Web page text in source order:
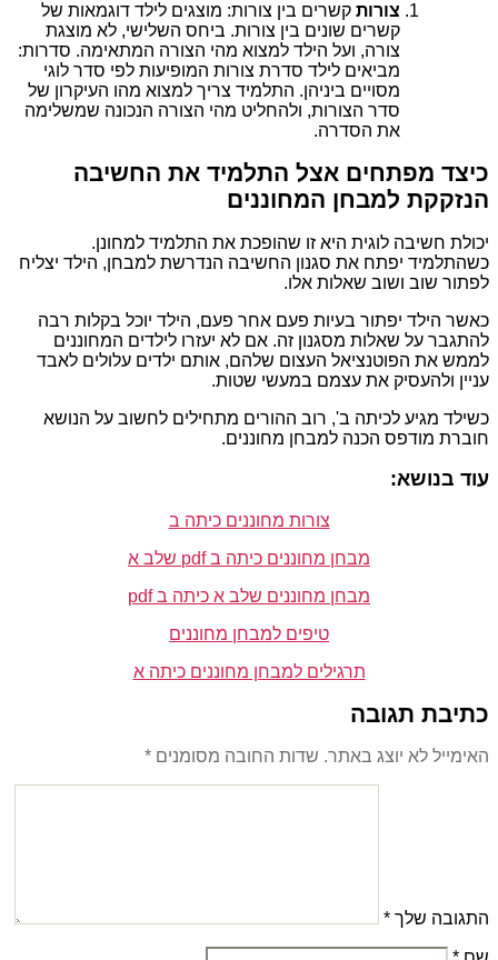
צורות קשרים בין צורות: מוצגים לילד דוגמאות של
קשרים שונים בין צורות. ביחס השלישי, לא מוצגת
צורה, ועל הילד למצוא מהי הצורה המתאימה. סדרות:
מביאים לילד סדרת צורות המופיעות לפי סדר לוגי
מסויים ביניהן. התלמיד צריך למצוא מהו העיקרון של
סדר הצורות, ולהחליט מהי הצורה הנכונה שמשלימה
את הסדרה.
כיצד מפתחים אצל התלמיד את החשיבה
הנזקקת למבחן המחוננים
יכולת חשיבה לוגית היא זו שהופכת את התלמיד למחונן.
כשהתלמיד יפתח את סגנון החשיבה הנדרשת למבחן, הילד יצליח
לפתור שוב ושוב שאלות אלו.
כאשר הילד יפתור בעיות פעם אחר פעם, הילד יוכל בקלות רבה
להתגבר על שאלות מסגנון זה. אם לא יעזרו לילדים המחוננים
לממש את הפוטנציאל העצום שלהם, אותם ילדים עלולים לאבד
עניין ולהעסיק את עצמם במעשי שטות.
כשילד מגיע לכיתה ב', רוב ההורים מתחילים לחשוב על הנושא
חוברת מודפס הכנה למבחן מחוננים.
עוד בנושא:
צורות מחוננים כיתה ב
מבחן מחוננים כיתה ב pdf שלב א
מבחן מחוננים שלב א כיתה ב pdf
טיפים למבחן מחוננים
תרגילים למבחן מחוננים כיתה א
כתיבת תגובה
האימייל לא יוצג באתר. שדות החובה מסומנים *
התגובה שלך *